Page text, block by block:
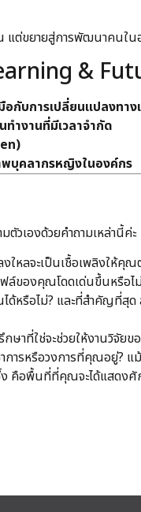
แต่ขยายสู่การพัฒนาคนใ
&
บการเปลี่ยนแปลงทาง
ำงานที่มีเวลาจำกัด
พบุคลากรหญิงในองค์กร
วเองด้วยคำถามเหล่านี้ค่ะ
ใหลจะเป็นเชื้อเพลิงให้คุ
ฟล์ของคุณโดดเด่นขึ้นหรือไ
หรือไม่? และที่สำคัญที่สุด
ษาที่ใช่จะช่วยให้งานวิจั
ารหรือวงการที่คุณอยู่?
คือพื้นที่ที่คุณจะได้แสดง